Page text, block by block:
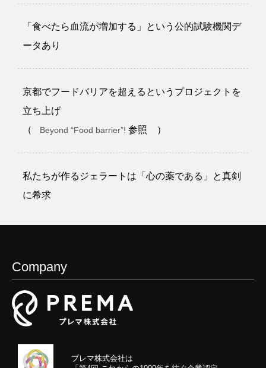
「食べたら血流が増加する」という公的試験機関デ
ータあり
京都でフードバリアを超えるというプロジェクトを
立ち上げ
（
Beyond “Food barrier”!参照 ）
私たちが作るジェラートは「心の薬である」と真剣
に希求
Company
プレマ株式会社は